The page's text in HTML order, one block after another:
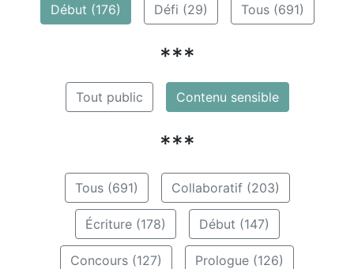
Début (176) Défi (29) Tous (691)
***
Tout public Contenu sensible
***
Tous (691) Collaboratif (203)
Écriture (178) Début (147)
Concours (127) Prologue (126)